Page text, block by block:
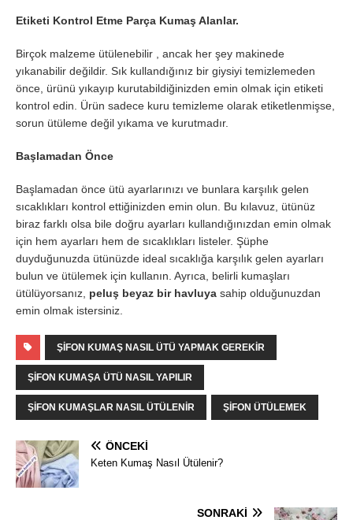
Etiketi Kontrol Etme Parça Kumaş Alanlar.
Birçok malzeme ütülenebilir , ancak her şey makinede
yıkanabilir değildir. Sık kullandığınız bir giysiyi temizlemeden
önce, ürünü yıkayıp kurutabildiğinizden emin olmak için etiketi
kontrol edin. Ürün sadece kuru temizleme olarak etiketlenmişse,
sorun ütüleme değil yıkama ve kurutmadır.
Başlamadan Önce
Başlamadan önce ütü ayarlarınızı ve bunlara karşılık gelen
sıcaklıkları kontrol ettiğinizden emin olun. Bu kılavuz, ütünüz
biraz farklı olsa bile doğru ayarları kullandığınızdan emin olmak
için hem ayarları hem de sıcaklıkları listeler. Şüphe
duyduğunuzda ütünüzde ideal sıcaklığa karşılık gelen ayarları
bulun ve ütülemek için kullanın. Ayrıca, belirli kumaşları
ütülüyorsanız, peluş beyaz bir havluya sahip olduğunuzdan
emin olmak istersiniz.
ŞIFON KUMAŞ NASIL ÜTÜ YAPMAK GEREKIR
ŞIFON KUMAŞA ÜTÜ NASIL YAPILIR
ŞIFON KUMAŞLAR NASIL ÜTÜLENIR ŞIFON ÜTÜLEMEK
ÖNCEKI
Keten Kumaş Nasıl Ütülenir?
SONRAKI